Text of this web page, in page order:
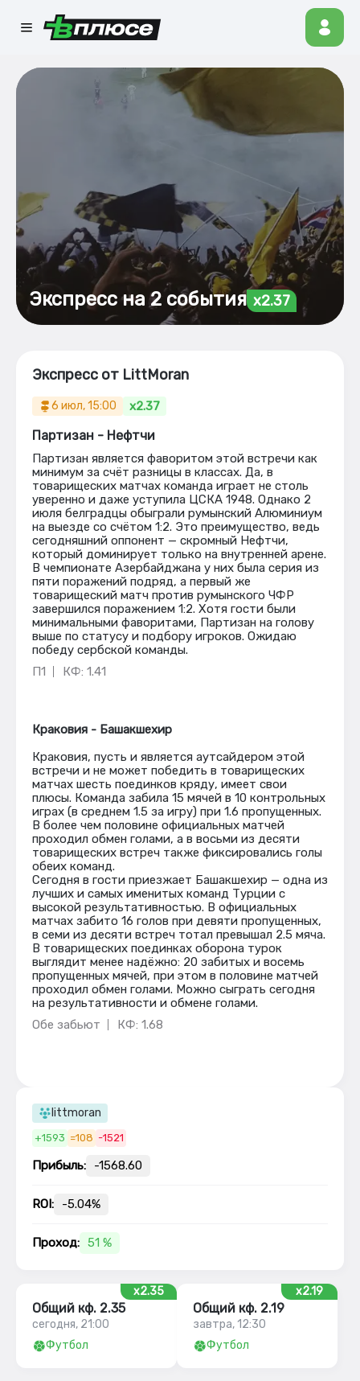
Экспресс на 2 события x2.37
Экспресс от LittMoran
6 июл, 15:00 x2.37
Партизан - Нефтчи
Партизан является фаворитом этой встречи как
минимум за счёт разницы в классах. Да, в
товарищеских матчах команда играет не столь
уверенно и даже уступила ЦСКА 1948. Однако 2
июля белградцы обыграли румынский Алюминиум
на выезде со счётом 1:2. Это преимущество, ведь
сегодняшний оппонент — скромный Нефтчи,
который доминирует только на внутренней арене.
В чемпионате Азербайджана у них была серия из
пяти поражений подряд, а первый же
товарищеский матч против румынского ЧФР
завершился поражением 1:2. Хотя гости были
минимальными фаворитами, Партизан на голову
выше по статусу и подбору игроков. Ожидаю
победу сербской команды.
П1
КФ: 1.41
Краковия - Башакшехир
Краковия, пусть и является аутсайдером этой
встречи и не может победить в товарищеских
матчах шесть поединков кряду, имеет свои
плюсы. Команда забила 15 мячей в 10 контрольных
играх (в среднем 1.5 за игру) при 1.6 пропущенных.
В более чем половине официальных матчей
проходил обмен голами, а в восьми из десяти
товарищеских встреч также фиксировались голы
обеих команд.
Сегодня в гости приезжает Башакшехир — одна из
лучших и самых именитых команд Турции с
высокой результативностью. В официальных
матчах забито 16 голов при девяти пропущенных,
в семи из десяти встреч тотал превышал 2.5 мяча.
В товарищеских поединках оборона турок
выглядит менее надёжно: 20 забитых и восемь
пропущенных мячей, при этом в половине матчей
проходил обмен голами. Можно сыграть сегодня
на результативности и обмене голами.
Обе забьют
КФ: 1.68
littmoran
+1593 =108 -1521
Прибыль: -1568.60
ROI: -5.04%
Проход: 51 %
x2.35
Общий кф. 2.35
сегодня, 21:00
Футбол
x2.19
Общий кф. 2.19
завтра, 12:30
Футбол